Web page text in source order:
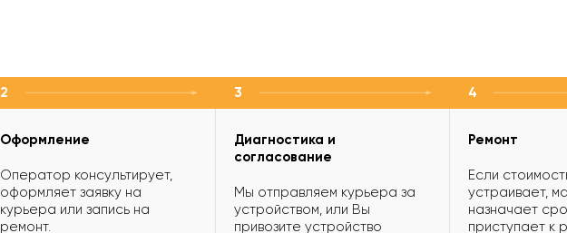
2
Оформление
Оператор консультирует,
оформляет заявку на
курьера или запись на
ремонт.
3
Диагностика и
согласование
Мы отправляем курьера за
устройством, или Вы
привозите устройство
4
Ремонт
Если
устраивает,
назначает
приступает к